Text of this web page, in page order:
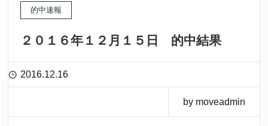
的中速報
２０１６年１２月１５日 的中結果
2016.12.16
by moveadmin